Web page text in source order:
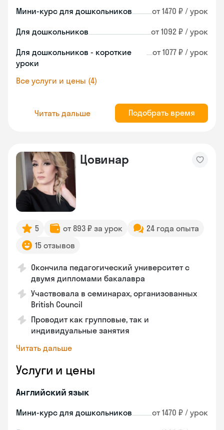
Мини-курс для дошкольников от 1470 ₽ / урок
Для дошкольников от 1092 ₽ / урок
Для дошкольников - короткие
уроки
от 1077 ₽ / урок
Все услуги и цены (4)
Читать дальше Подобрать время
Цовинар
5 от 893 ₽ за урок
24 года опыта
15 отзывов
Окончила педагогический университет с
двумя дипломами бакалавра
Участвовала в семинарах, организованных
British Council
Проводит как групповые, так и
индивидуальные занятия
Читать дальше
Услуги и цены
Английский язык
Мини-курс для дошкольников от 1470 ₽ / урок